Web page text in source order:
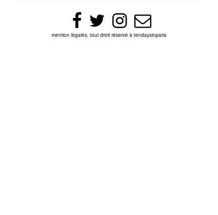
mention légales, tout droit réservé à tendaysinparis